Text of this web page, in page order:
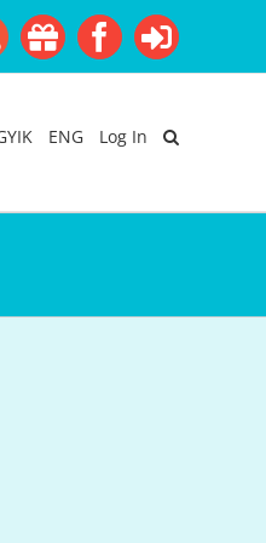
AkcióFacebook
Login
ENG Log In